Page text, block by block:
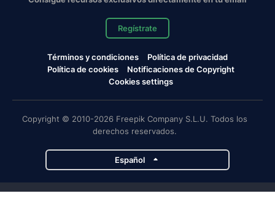
Regístrate
Términos y condiciones
Política de privacidad
Política de cookies
Notificaciones de Copyright
Cookies settings
Copyright © 2010-2026 Freepik Company S.L.U. Todos los
derechos reservados.
Español